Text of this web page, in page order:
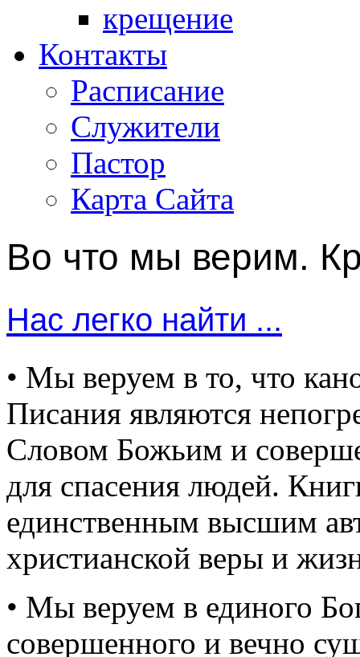
крещение
Контакты
Расписание
Служители
Пастор
Карта Сайта
Во что мы верим.
Нас легко найти ...
• Мы веруем в то, что
Писания являются
Словом Божьим и
для спасения людей.
единственным высшим
христианской веры и
• Мы веруем в единого
совершенного и вечно